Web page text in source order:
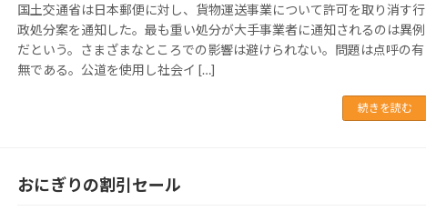
国土交通省は日本郵便に対し、貨物運送事業について許可を取り消す行
政処分案を通知した。最も重い処分が大手事業者に通知されるのは異例
だという。さまざまなところでの影響は避けられない。問題は点呼の有
無である。公道を使用し社会イ […]
続きを読む
おにぎりの割引セール